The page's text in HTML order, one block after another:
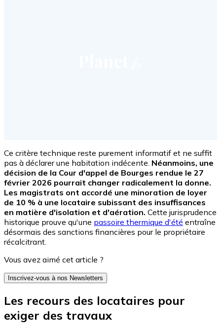
Ce critère technique reste purement informatif et ne suffit
pas à déclarer une habitation indécente. Néanmoins, une
décision de la Cour d'appel de Bourges rendue le 27
février 2026 pourrait changer radicalement la donne.
Les magistrats ont accordé une minoration de loyer
de 10 % à une locataire subissant des insuffisances
en matière d'isolation et d'aération. Cette jurisprudence
historique prouve qu'une passoire thermique d'été entraîne
désormais des sanctions financières pour le propriétaire
récalcitrant.
Vous avez aimé cet article ?
Inscrivez-vous à nos Newsletters
Les recours des locataires pour
exiger des travaux